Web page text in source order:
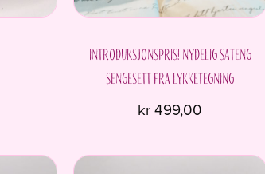
Introduksjonspris! Nydelig sateng
sengesett fra Lykketegning
kr499,00
produktet